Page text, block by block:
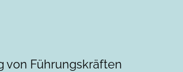
von Führungskräften